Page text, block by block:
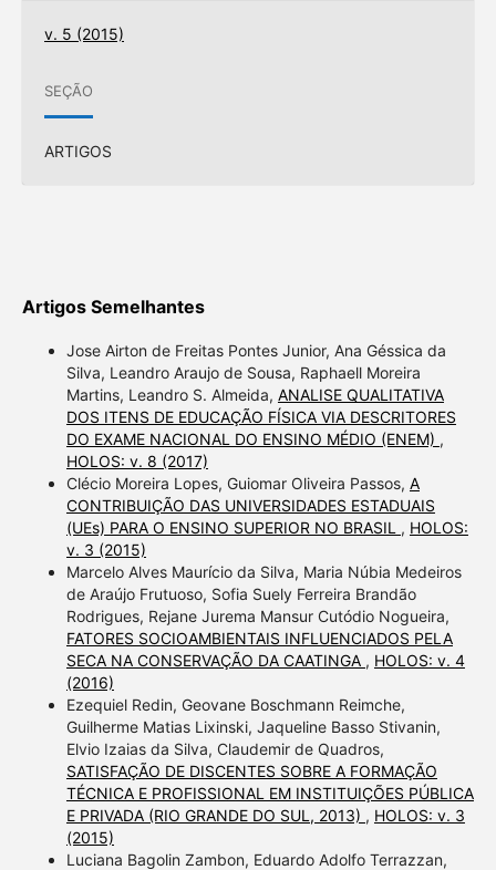
v. 5 (2015)
SEÇÃO
ARTIGOS
Artigos Semelhantes
Jose Airton de Freitas Pontes Junior, Ana Géssica da
Silva, Leandro Araujo de Sousa, Raphaell Moreira
Martins, Leandro S. Almeida, ANALISE QUALITATIVA
DOS ITENS DE EDUCAÇÃO FÍSICA VIA DESCRITORES
DO EXAME NACIONAL DO ENSINO MÉDIO (ENEM) ,
HOLOS: v. 8 (2017)
Clécio Moreira Lopes, Guiomar Oliveira Passos, A
CONTRIBUIÇÃO DAS UNIVERSIDADES ESTADUAIS
(UEs) PARA O ENSINO SUPERIOR NO BRASIL , HOLOS:
v. 3 (2015)
Marcelo Alves Maurício da Silva, Maria Núbia Medeiros
de Araújo Frutuoso, Sofia Suely Ferreira Brandão
Rodrigues, Rejane Jurema Mansur Cutódio Nogueira,
FATORES SOCIOAMBIENTAIS INFLUENCIADOS PELA
SECA NA CONSERVAÇÃO DA CAATINGA , HOLOS: v. 4
(2016)
Ezequiel Redin, Geovane Boschmann Reimche,
Guilherme Matias Lixinski, Jaqueline Basso Stivanin,
Elvio Izaias da Silva, Claudemir de Quadros,
SATISFAÇÃO DE DISCENTES SOBRE A FORMAÇÃO
TÉCNICA E PROFISSIONAL EM INSTITUIÇÕES PÚBLICA
E PRIVADA (RIO GRANDE DO SUL, 2013) , HOLOS: v. 3
(2015)
Luciana Bagolin Zambon, Eduardo Adolfo Terrazzan,